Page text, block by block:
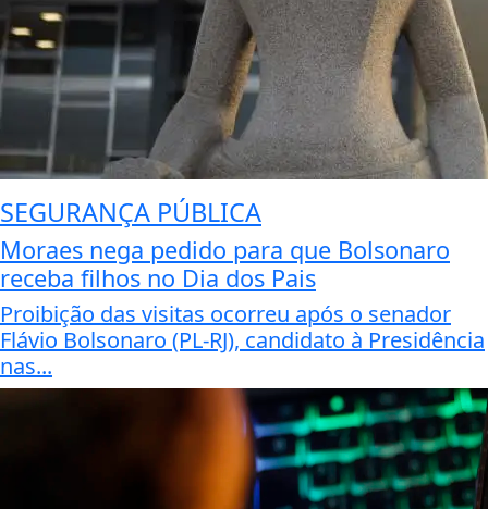
SEGURANÇA PÚBLICA
Moraes nega pedido para que Bolsonaro
receba filhos no Dia dos Pais
Proibição das visitas ocorreu após o senador
Flávio Bolsonaro (PL-RJ), candidato à Presidência
nas...